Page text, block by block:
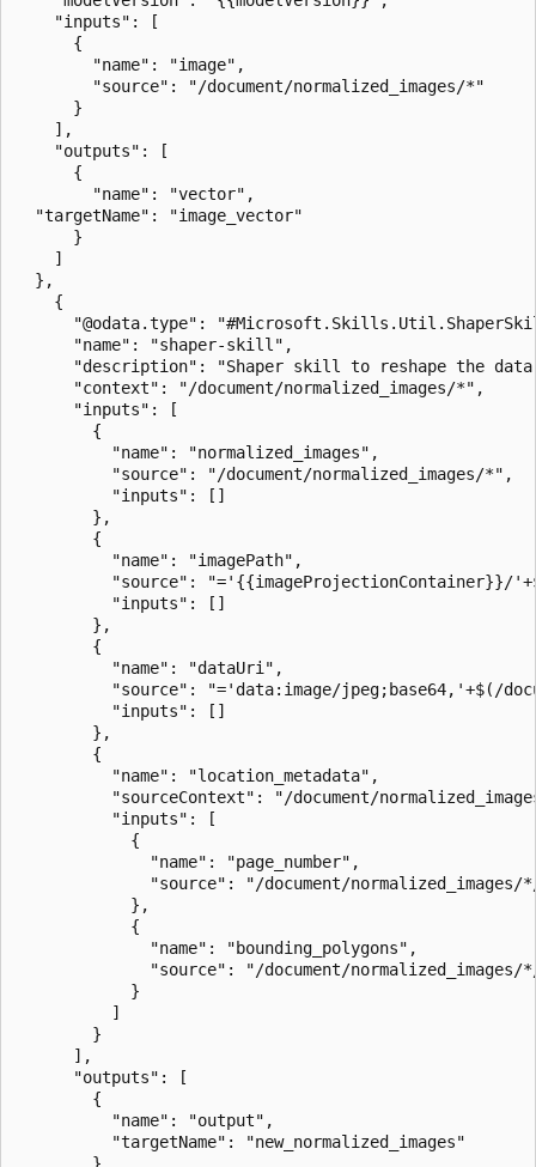
    "inputs": [
      {
        "name": "image",
        "source": "/document/normalized_images/*"
      }
    ],
    "outputs": [
      {
        "name": "vector",
  "targetName": "image_vector"
      }
    ]
  },
    {
"@odata.type":
      "name": "shaper-skill",
"description": "Shaper skill to reshape the
      "context": "/document/normalized_images/*",
      "inputs": [
        {
          "name": "normalized_images",
          "source": "/document/normalized_images/*",
          "inputs": []
        },
        {
          "name": "imagePath",
"source": "='{{imageProjectionContainer}}/
          "inputs": []
        },
        {
          "name": "dataUri",
"source": "='data:image/jpeg;base64,'+$(/
          "inputs": []
        },
        {
          "name": "location_metadata",
"sourceContext": "/document/
          "inputs": [
            {
              "name": "page_number",
"source": "/document/normalized_images/
            },
            {
              "name": "bounding_polygons",
"source": "/document/normalized_images/
            }
          ]
        }
      ],
      "outputs": [
        {
          "name": "output",
          "targetName": "new_normalized_images"